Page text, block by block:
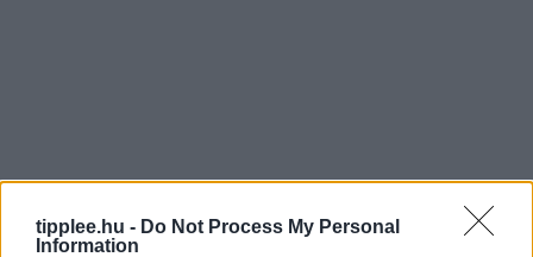
tipplee.hu - Do Not Process My Personal
Information